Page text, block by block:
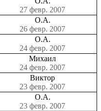
27 февр. 2007
О.А.
26 февр. 2007
О.А.
24 февр. 2007
Михаил
24 февр. 2007
Виктор
23 февр. 2007
О.А.
23 февр. 2007